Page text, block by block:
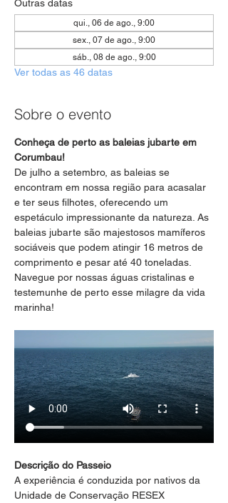
Outras datas
qui., 06 de ago., 9:00
sex., 07 de ago., 9:00
sáb., 08 de ago., 9:00
Ver todas as 46 datas
Sobre o evento
Conheça de perto as baleias jubarte em
Corumbau!
De julho a setembro, as baleias se
encontram em nossa região para acasalar
e ter seus filhotes, oferecendo um
espetáculo impressionante da natureza. As
baleias jubarte são majestosos mamíferos
sociáveis que podem atingir 16 metros de
comprimento e pesar até 40 toneladas.
Navegue por nossas águas cristalinas e
testemunhe de perto esse milagre da vida
marinha!
Descrição do Passeio
A experiência é conduzida por nativos da
Unidade de Conservação RESEX